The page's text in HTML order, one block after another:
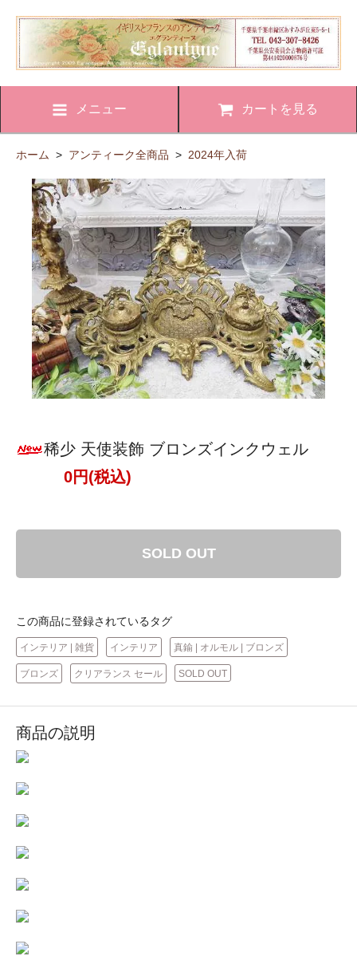
メニュー カートを見る
ホーム > アンティーク全商品 > 2024年入荷
稀少 天使装飾 ブロンズインクウェル
0円(税込)
SOLD OUT
この商品に登録されているタグ
インテリア | 雑貨 インテリア 真鍮 | オルモル | ブロンズ
ブロンズ クリアランス セール SOLD OUT
商品の説明